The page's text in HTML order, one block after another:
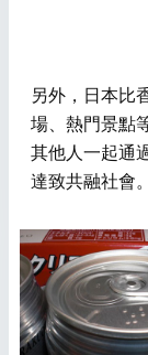
另外，日本比
場、熱門景點
其他人一起通
達致共融社會。